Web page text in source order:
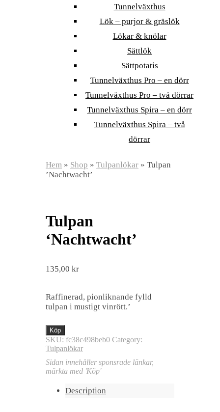
Tunnelväxthus
Lök – purjor & gräslök
Lökar & knölar
Sättlök
Sättpotatis
Tunnelväxthus Pro – en dörr
Tunnelväxthus Pro – två dörrar
Tunnelväxthus Spira – en dörr
Tunnelväxthus Spira – två
dörrar
Hem » Shop » Tulpanlökar » Tulpan
’Nachtwacht’
Tulpan
‘Nachtwacht’
135,00 kr
Raffinerad, pionliknande fylld
tulpan i mustigt vinrött.’
Köp
SKU: fc38c498beb0 Category:
Tulpanlökar
Sidan innehåller sponsrade länkar,
märkta med 'Köp'
Description